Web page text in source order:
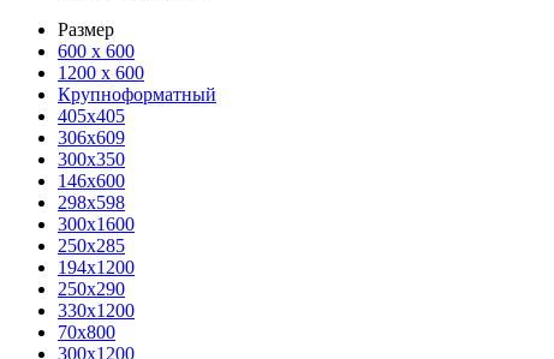
Размер
600 х 600
1200 х 600
Крупноформатный
405x405
306x609
300x350
146x600
298x598
300x1600
250x285
194x1200
250x290
330x1200
70x800
300x1200